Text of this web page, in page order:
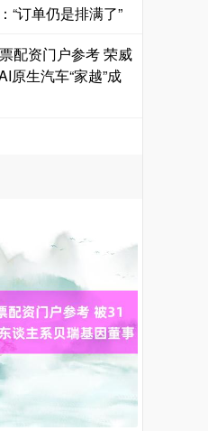
+0.57%
“订单仍是排满了”
配资门户参考 荣威
原生汽车“家越”成